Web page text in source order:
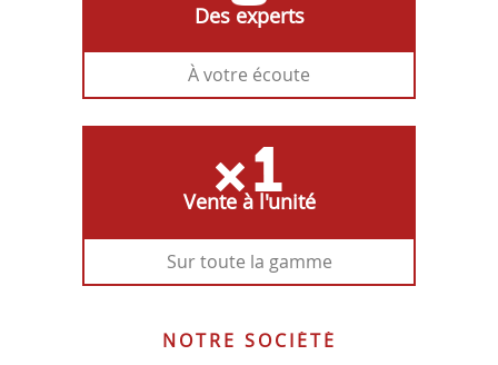
Des experts
À votre écoute
Vente à l'unité
Sur toute la gamme
NOTRE SOCIÉTÉ